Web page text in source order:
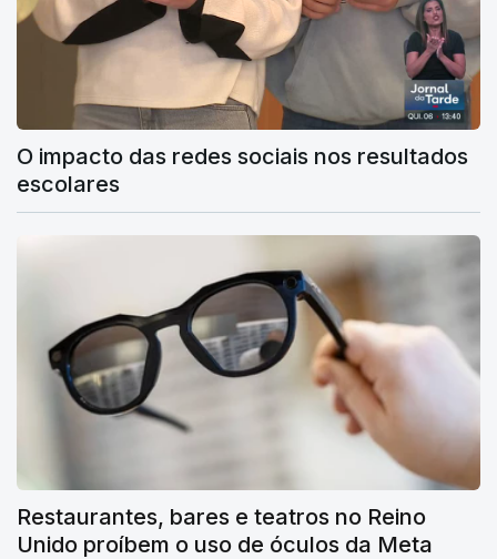
O impacto das redes sociais nos resultados
escolares
Restaurantes, bares e teatros no Reino
Unido proíbem o uso de óculos da Meta